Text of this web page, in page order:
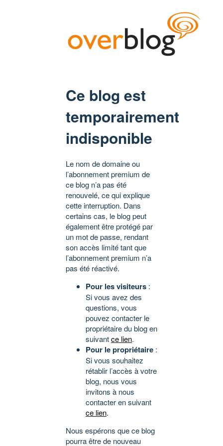
Ce blog est
temporairement
indisponible
Le nom de domaine ou
l’abonnement premium de
ce blog n’a pas été
renouvelé, ce qui explique
cette interruption. Dans
certains cas, le blog peut
également être protégé par
un mot de passe, rendant
son accès limité tant que
l’abonnement premium n’a
pas été réactivé.
Pour les visiteurs :
Si vous avez des
questions, vous
pouvez contacter le
propriétaire du blog en
suivantce lien.
Pour le propriétaire :
Si vous souhaitez
rétablir l’accès à votre
blog, nous vous
invitons à nous
contacter en suivant
ce lien.
Nous espérons que ce blog
pourra être de nouveau